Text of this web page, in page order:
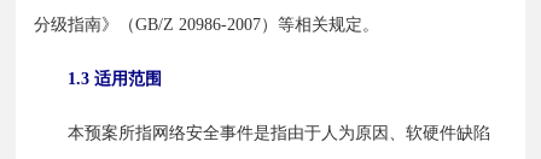
分级指南》（GB/Z 20986-2007）等相关规定。
1.3 适用范围
本预案所指网络安全事件是指由于人为原因、软硬件缺陷